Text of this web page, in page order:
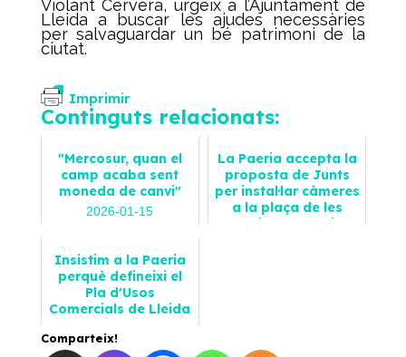
Violant Cervera, urgeix a l’Ajuntament de
Lleida a buscar les ajudes necessàries
per salvaguardar un bé patrimoni de la
ciutat.
Imprimir
Continguts relacionats:
"Mercosur, quan el
camp acaba sent
moneda de canvi"
2026-01-15
La Paeria accepta la
proposta de Junts
per instal·lar càmeres
a la plaça de les
estacions de Lleida
Insistim a la Paeria
perquè defineixi el
Pla d'Usos
Comercials de Lleida
Notícies
Comparteix!